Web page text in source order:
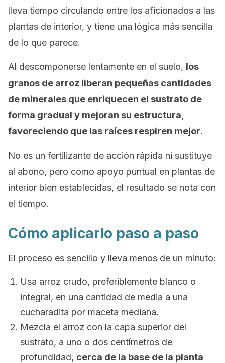
lleva tiempo circulando entre los aficionados a las
plantas de interior, y tiene una lógica más sencilla
de lo que parece.
Al descomponerse lentamente en el suelo, los
granos de arroz liberan pequeñas cantidades
de minerales que enriquecen el sustrato de
forma gradual y mejoran su estructura,
favoreciendo que las raíces respiren mejor.
No es un fertilizante de acción rápida ni sustituye
al abono, pero como apoyo puntual en plantas de
interior bien establecidas, el resultado se nota con
el tiempo.
Cómo aplicarlo paso a paso
El proceso es sencillo y lleva menos de un minuto:
Usa arroz crudo, preferiblemente blanco o
integral, en una cantidad de media a una
cucharadita por maceta mediana.
Mezcla el arroz con la capa superior del
sustrato, a uno o dos centímetros de
profundidad, cerca de la base de la planta